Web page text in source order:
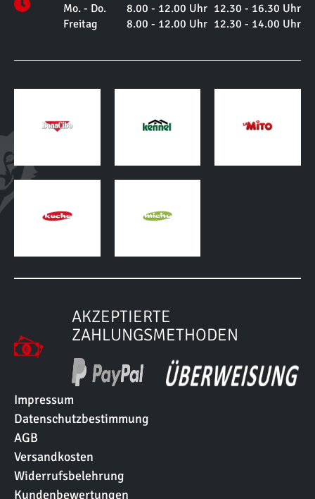
Mo. - Do. 8.00 - 12.00 Uhr 12.30 - 16.30 Uhr
Freitag
8.00 - 12.00 Uhr 12.30 - 14.00 Uhr
AKZEPTIERTE
ZAHLUNGSMETHODEN
Impressum
Datenschutzbestimmung
AGB
Versandkosten
Widerrufsbelehrung
Kundenbewertungen